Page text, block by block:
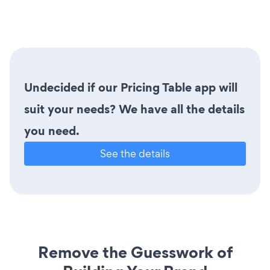
Undecided if our Pricing Table app will
suit your needs? We have all the details
you need.
See the details
Remove the Guesswork of